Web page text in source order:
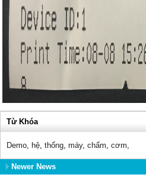
Từ Khóa
Demo, hệ, thống, máy, chấm, cơm,
Newer News